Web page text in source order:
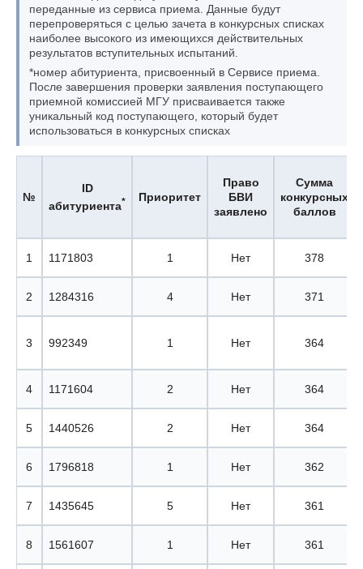
переданные из сервиса приема. Данные будут
перепроверяться с целью зачета в конкурсных списках
наиболее высокого из имеющихся действительных
результатов вступительных испытаний.
*номер абитуриента, присвоенный в Сервисе приема.
После завершения проверки заявления поступающего
приемной комиссией МГУ присваивается также
уникальный код поступающего, который будет
использоваться в конкурсных списках
№
ID
абитуриента* Приоритет
Право
БВИ
заявлено
Сумма
конкурсных
баллов
1 1171803 1 Нет 378
2 1284316 4 Нет 371
3 992349 1 Нет 364
4 1171604 2 Нет 364
5 1440526 2 Нет 364
6 1796818 1 Нет 362
7 1435645 5 Нет 361
8 1561607 1 Нет 361